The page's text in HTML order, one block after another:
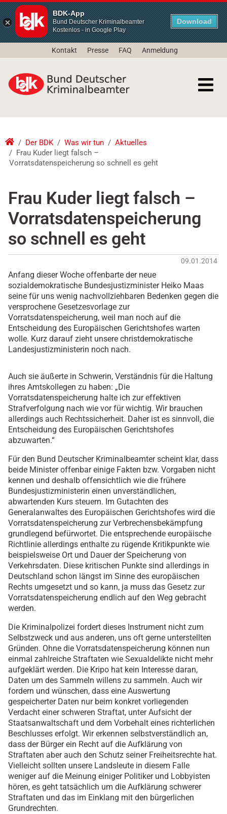
BDK-App
Bund Deutscher Kriminalbeamter
Kostenlos - in Google Play
Download
Kontakt Presse FAQ Anmeldung
Der BDK Was wir tun
Aktuelles
Frau Kuder liegt falsch –
Vorratsdatenspeicherung so schnell es geht
Frau Kuder liegt falsch –
Vorratsdatenspeicherung
so schnell es geht
09.01.2014
Anfang dieser Woche offenbarte der neue
sozialdemokratische Bundesjustizminister Heiko Maas
seine für uns wenig nachvollziehbaren Bedenken gegen die
versprochene Gesetzesvorlage zur
Vorratsdatenspeicherung, weil man noch auf die
Entscheidung des Europäischen Gerichtshofes warten
wolle. Kurz darauf zieht unsere christdemokratische
Landesjustizministerin noch nach.
Auch sie äußerte in Schwerin, Verständnis für die Haltung
ihres Amtskollegen zu haben: „Die
Vorratsdatenspeicherung halte ich zur effektiven
Strafverfolgung nach wie vor für wichtig. Wir brauchen
allerdings auch Rechtssicherheit. Daher ist es sinnvoll, die
Entscheidung des Europäischen Gerichtshofes
abzuwarten.“
Für den Bund Deutscher Kriminalbeamter scheint klar, dass
beide Minister offenbar einige Fakten bzw. Vorgaben nicht
kennen und deshalb offensichtlich wie die frühere
Bundesjustizministerin einen unverständlichen,
abwartenden Kurs steuern. Im Gutachten des
Generalanwaltes des Europäischen Gerichtshofes wird die
Vorratsdatenspeicherung zur Verbrechensbekämpfung
grundlegend befürwortet. Die entsprechende europäische
Richtlinie allerdings enthalte zu rügende Kritikpunkte wie
beispielsweise Ort und Dauer der Speicherung von
Verkehrsdaten. Diese kritischen Punkte sind allerdings in
Deutschland schon längst im Sinne des europäischen
Rechts umgesetzt und so kann, ja muss das Gesetz zur
Vorratsdatenspeicherung endlich auf den Weg gebracht
werden.
Die Kriminalpolizei fordert dieses Instrument nicht zum
Selbstzweck und aus anderen, uns oft gerne unterstellten
Gründen. Ohne die Vorratsdatenspeicherung können nun
einmal zahlreiche Straftaten wie Sexualdelikte nicht mehr
aufgeklärt werden. Die Kripo hat kein Interesse daran,
Daten um des Sammeln willens zu sammeln. Auch wir
fordern und wünschen, dass eine Auswertung
gespeicherter Daten nur beim konkret vorliegenden
Verdacht einer schweren Straftat, unter Aufsicht der
Staatsanwaltschaft und dem Vorbehalt eines richterlichen
Beschlusses erfolgt. Wir erkennen selbstverständlich an,
dass der Bürger ein Recht auf die Aufklärung von
Straftaten aber auch den Schutz seiner Freiheitsrechte hat.
Vielleicht sollten unsere Landsleute in diesem Falle
weniger auf die Meinung einiger Politiker und Lobbyisten
hören, es geht tatsächlich um die Aufklärung schwerer
Straftaten und das im Einklang mit den bürgerlichen
Grundrechten.